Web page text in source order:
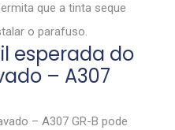
que a tinta seque
o parafuso.
esperada do
– A307
– A307 GR-B pode